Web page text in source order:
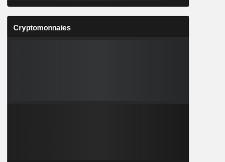
Cryptomonnaies